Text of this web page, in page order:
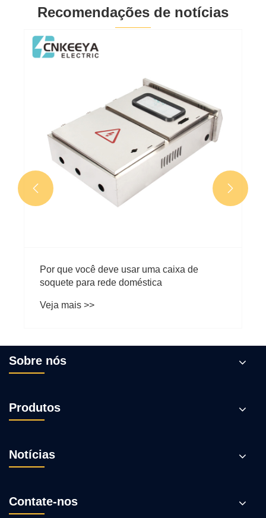
Recomendações de notícias
Por que você deve usar uma caixa de
soquete para rede doméstica
Veja mais >>
 
Sobre nós
Produtos
Notícias
Contate-nos